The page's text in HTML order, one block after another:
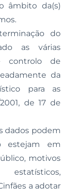
âmbito da(s)
do
as várias
controlo de
da
para as
de 17 de
dados podem
estejam em
motivos
a adotar